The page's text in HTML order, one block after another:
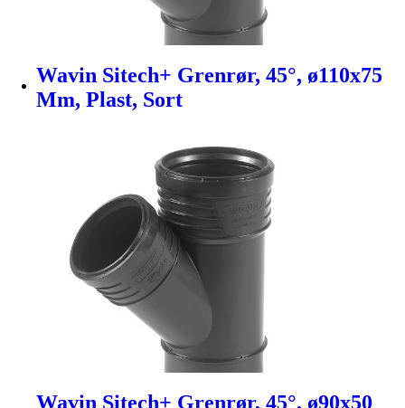
Wavin Sitech+ Grenrør, 45°, ø110x75
Mm, Plast, Sort
Wavin Sitech+ Grenrør, 45°, ø90x50